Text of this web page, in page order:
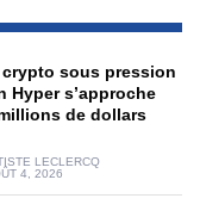
crypto sous pression
Hyper s’approche
de dollars
LECLERCQ
4, 2026